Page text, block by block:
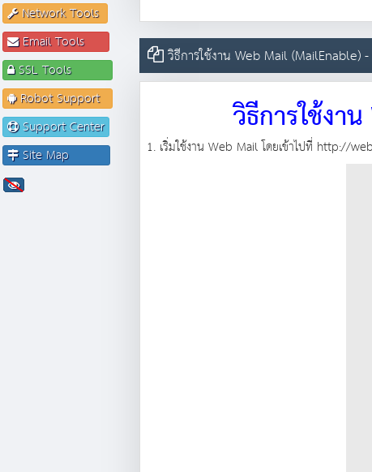
วิธีการใช้งาน Web Mail (MailEnable)
วิธีการใช้ง
1. เริ่มใช้งาน Web Mail โดยเข้าไปที่ http://
Network Tools
Email Tools
SSL Tools
Robot Support
Support Center
Site Map